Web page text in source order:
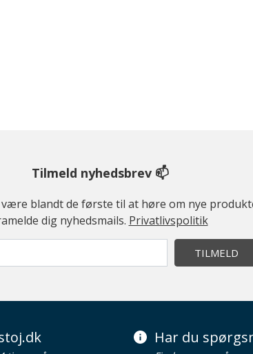
Tilmeld nyhedsbrev 📫
blandt de første til at høre om nye
dig nyhedsmails. Privatlivspolitik
TILMELD
Har du